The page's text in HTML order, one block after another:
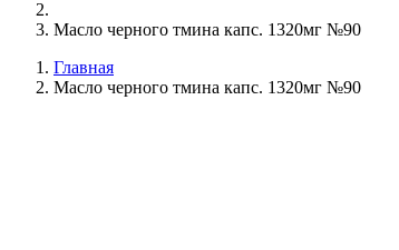
Масло черного тмина капс. 1320мг №90
Главная
Масло черного тмина капс. 1320мг №90